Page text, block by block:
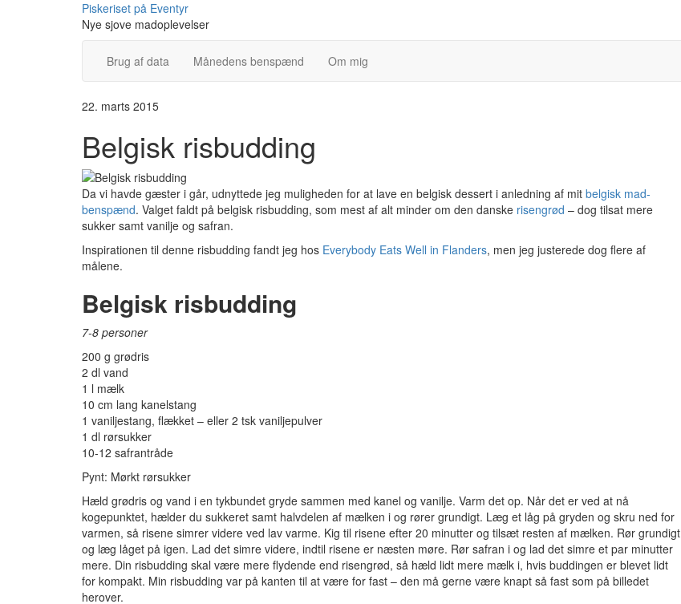
Piskeriset på Eventyr
Nye sjove madoplevelser
Brug af data Månedens benspænd Om mig
22. marts 2015
Belgisk risbudding
Da vi havde gæster i går, udnyttede jeg muligheden for at lave en belgisk dessert i anledning af mit belgisk mad-
benspænd. Valget faldt på belgisk risbudding, som mest af alt minder om den danske risengrød – dog tilsat mere
sukker samt vanilje og safran.
Inspirationen til denne risbudding fandt jeg hos Everybody Eats Well in Flanders, men jeg justerede dog flere af
målene.
Belgisk risbudding
7-8 personer
200 g grødris
2 dl vand
1 l mælk
10 cm lang kanelstang
1 vaniljestang, flækket – eller 2 tsk vaniljepulver
1 dl rørsukker
10-12 safrantråde
Pynt: Mørkt rørsukker
Hæld grødris og vand i en tykbundet gryde sammen med kanel og vanilje. Varm det op. Når det er ved at nå
kogepunktet, hælder du sukkeret samt halvdelen af mælken i og rører grundigt. Læg et låg på gryden og skru ned for
varmen, så risene simrer videre ved lav varme. Kig til risene efter 20 minutter og tilsæt resten af mælken. Rør grundigt
og læg låget på igen. Lad det simre videre, indtil risene er næsten møre. Rør safran i og lad det simre et par minutter
mere. Din risbudding skal være mere flydende end risengrød, så hæld lidt mere mælk i, hvis buddingen er blevet lidt
for kompakt. Min risbudding var på kanten til at være for fast – den må gerne være knapt så fast som på billedet
herover.